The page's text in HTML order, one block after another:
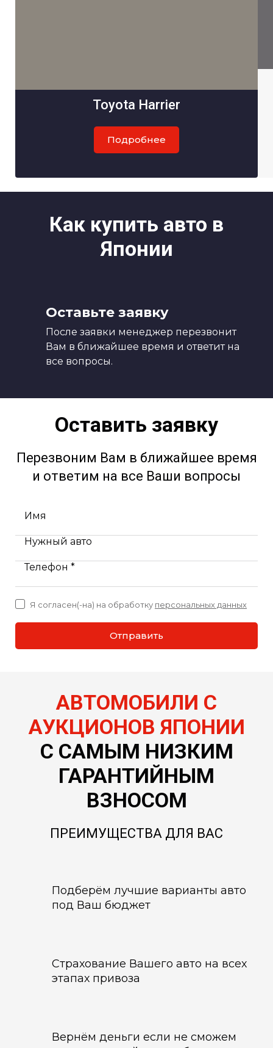
Toyota Harrier
Подробнее
Как купить авто в
Японии
Оставьте заявку
После заявки менеджер перезвонит
Вам в ближайшее время и ответит на
все вопросы.
Оставить заявку
Перезвоним Вам в ближайшее время
и ответим на все Ваши вопросы
Имя
Нужный авто
Телефон *
Отправить
Я согласен(-на) на обработку персональных данных
АВТОМОБИЛИ С
АУКЦИОНОВ ЯПОНИИ
С САМЫМ НИЗКИМ
ГАРАНТИЙНЫМ
ВЗНОСОМ
ПРЕИМУЩЕСТВА ДЛЯ ВАС
Подберём лучшие варианты авто
под Ваш бюджет
Страхование Вашего авто на всех
этапах привоза
Вернём деньги если не сможем